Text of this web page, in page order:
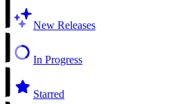
New Releases
In Progress
Starred